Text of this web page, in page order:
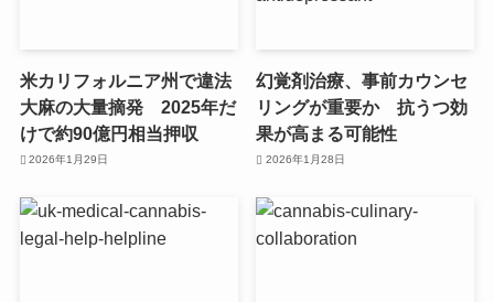
米カリフォルニア州で違法
大麻の大量摘発 2025年だ
けで約90億円相当押収
2026年1月29日
幻覚剤治療、事前カウンセ
リングが重要か 抗うつ効
果が高まる可能性
2026年1月28日